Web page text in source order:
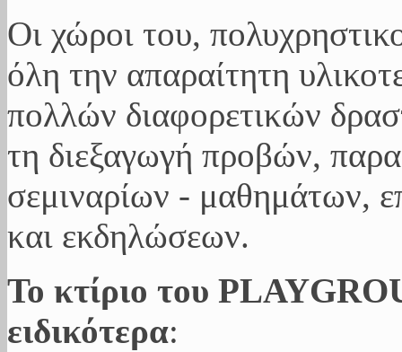
Οι χώροι του,
όλη την απαραίτητη
πολλών διαφορετικών
τη διεξαγωγή προβών,
σεμιναρίων - μαθημάτων,
και εκδηλώσεων.
Το κτίριο του
ειδικότερα: